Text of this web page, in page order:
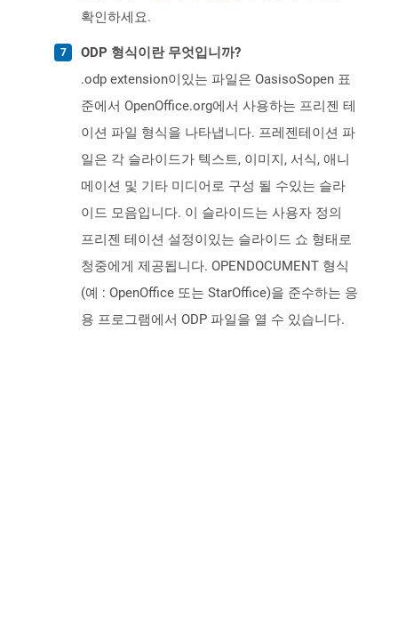
확인하세요.
ODP 형식이란 무엇입니까?
.odp extension이있는 파일은 OasisoSopen 표
준에서 OpenOffice.org에서 사용하는 프리젠 테
이션 파일 형식을 나타냅니다. 프레젠테이션 파
일은 각 슬라이드가 텍스트, 이미지, 서식, 애니
메이션 및 기타 미디어로 구성 될 수있는 슬라
이드 모음입니다. 이 슬라이드는 사용자 정의
프리젠 테이션 설정이있는 슬라이드 쇼 형태로
청중에게 제공됩니다. OPENDOCUMENT 형식
(예 : OpenOffice 또는 StarOffice)을 준수하는 응
용 프로그램에서 ODP 파일을 열 수 있습니다.